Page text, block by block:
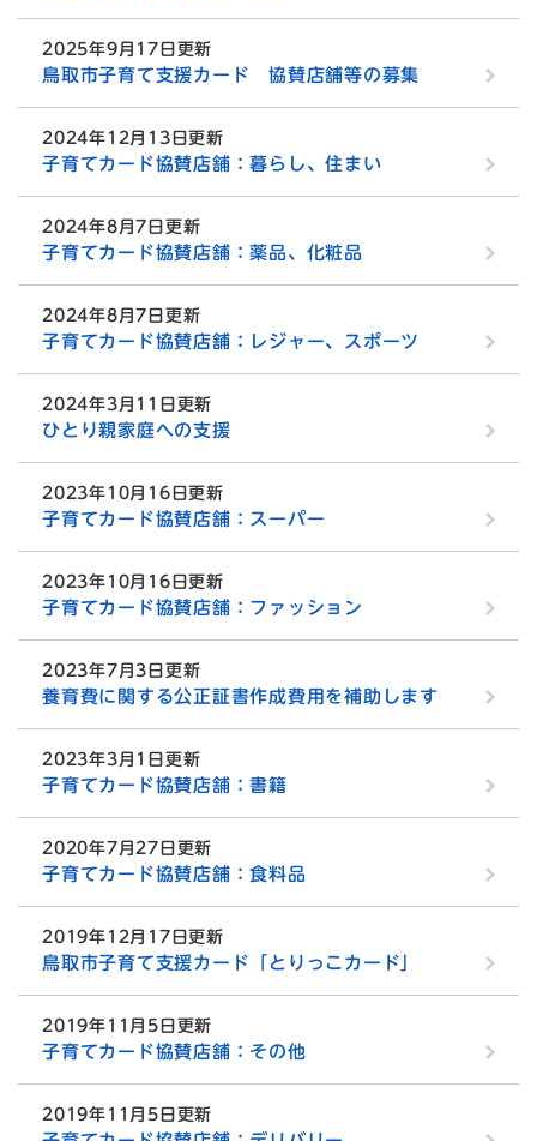
2025年9月17日更新
鳥取市子育て支援カード 協賛店舗等の募集
2024年12月13日更新
子育てカード協賛店舗：暮らし、住まい
2024年8月7日更新
子育てカード協賛店舗：薬品、化粧品
2024年8月7日更新
子育てカード協賛店舗：レジャー、スポーツ
2024年3月11日更新
ひとり親家庭への支援
2023年10月16日更新
子育てカード協賛店舗：スーパー
2023年10月16日更新
子育てカード協賛店舗：ファッション
2023年7月3日更新
養育費に関する公正証書作成費用を補助します
2023年3月1日更新
子育てカード協賛店舗：書籍
2020年7月27日更新
子育てカード協賛店舗：食料品
2019年12月17日更新
鳥取市子育て支援カード「とりっこカード」
2019年11月5日更新
子育てカード協賛店舗：その他
2019年11月5日更新